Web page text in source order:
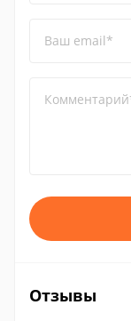
Ваш email*
Отзывы